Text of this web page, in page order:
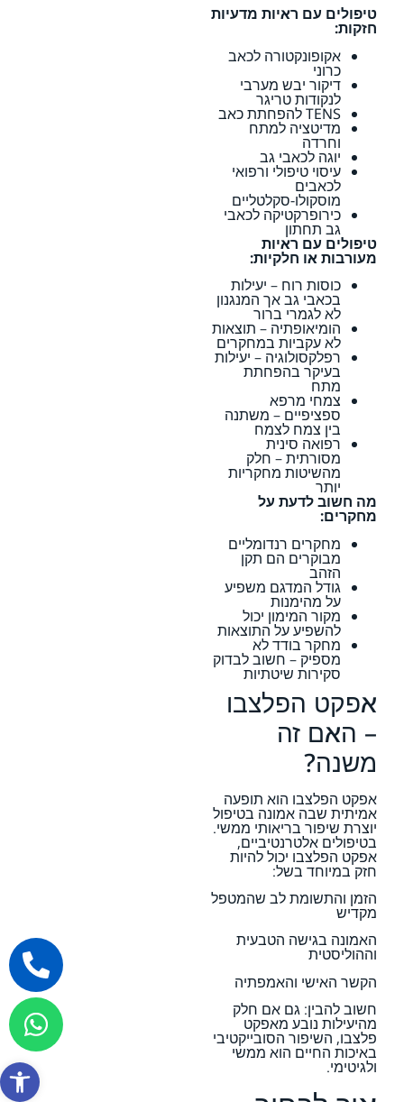
פתח
טיפולים עם ראיות מדעיות
חזקות:
אקופונקטורה לכאב
כרוני
דיקור יבש מערבי
לנקודות טריגר
TENS להפחתת כאב
מדיטציה למתח
וחרדה
יוגה לכאבי גב
עיסוי טיפולי ורפואי
לכאבים
מוסקולו-סקלטליים
כירופרקטיקה לכאבי
גב תחתון
טיפולים עם ראיות
מעורבות או חלקיות:
כוסות רוח – יעילות
בכאבי גב אך המנגנון
לא לגמרי ברור
הומיאופתיה – תוצאות
לא עקביות במחקרים
רפלקסולוגיה – יעילות
בעיקר בהפחתת
מתח
צמחי מרפא
ספציפיים – משתנה
בין צמח לצמח
רפואה סינית
מסורתית – חלק
מהשיטות מחקריות
יותר
מה חשוב לדעת על
מחקרים:
מחקרים רנדומליים
מבוקרים הם תקן
הזהב
גודל המדגם משפיע
על מהימנות
מקור המימון יכול
להשפיע על התוצאות
מחקר בודד לא
מספיק – חשוב לבדוק
סקירות שיטתיות
אפקט הפלצבו
– האם זה
משנה?
אפקט הפלצבו הוא תופעה
אמיתית שבה אמונה בטיפול
יוצרת שיפור בריאותי ממשי.
בטיפולים אלטרנטיביים,
אפקט הפלצבו יכול להיות
חזק במיוחד בשל:
הזמן והתשומת לב שהמטפל
מקדיש
האמונה בגישה הטבעית
וההוליסטית
הקשר האישי והאמפתיה
חשוב להבין: גם אם חלק
מהיעילות נובע מאפקט
פלצבו, השיפור הסובייקטיבי
באיכות החיים הוא ממשי
ולגיטימי.